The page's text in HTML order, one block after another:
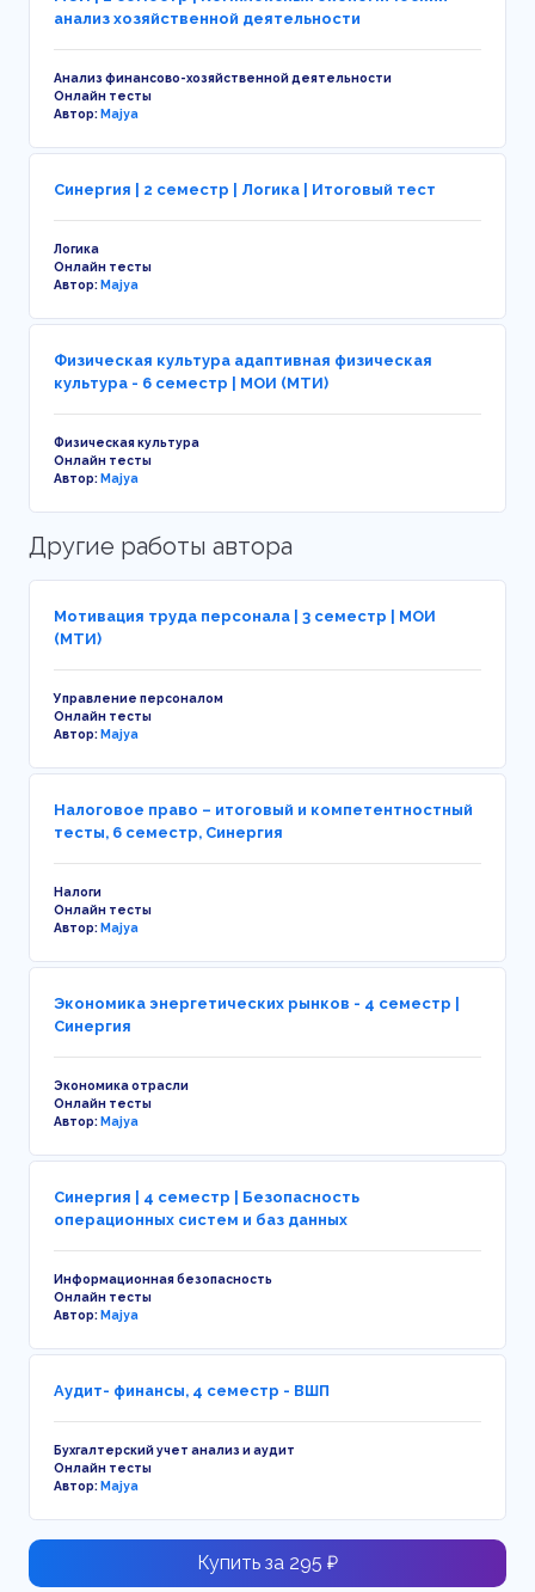
анализ хозяйственной деятельности
Анализ финансово-хозяйственной деятельности
Онлайн тесты
Автор:Majya
Синергия | 2 семестр | Логика | Итоговый тест
Логика
Онлайн тесты
Автор:Majya
Физическая культура адаптивная физическая
культура - 6 семестр | МОИ (МТИ)
Физическая культура
Онлайн тесты
Автор:Majya
Другие работы автора
Мотивация труда персонала | 3 семестр | МОИ
(МТИ)
Управление персоналом
Онлайн тесты
Автор:Majya
Налоговое право – итоговый и компетентностный
тесты, 6 семестр, Синергия
Налоги
Онлайн тесты
Автор:Majya
Экономика энергетических рынков - 4 семестр |
Синергия
Экономика отрасли
Онлайн тесты
Автор:Majya
Синергия | 4 семестр | Безопасность
операционных систем и баз данных
Информационная безопасность
Онлайн тесты
Автор:Majya
Аудит- финансы, 4 семестр - ВШП
Бухгалтерский учет анализ и аудит
Онлайн тесты
Автор:Majya
Купить за 295 ₽